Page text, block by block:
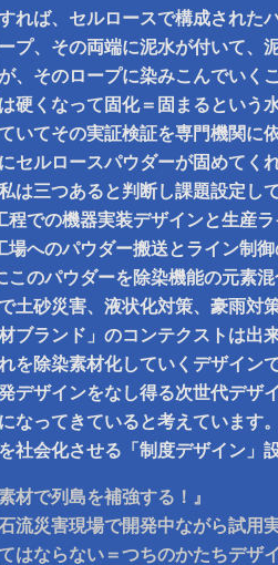
れば、セルロースで構成された
プ、その両端に泥水が付いて、
、そのロープに染みこんでいく
硬くなって固化＝固まるという
いてその実証検証を専門機関に
セルロースパウダーが固めてく
は三つあると判断し課題設定し
での機器実装デザインと生産ラ
へのパウダー搬送とライン制御
のパウダーを除染機能の元素混
土砂災害、液状化対策、豪雨対
ブランド」のコンテクストは出
を除染素材化していくデザイン
デザインをなし得る次世代デザ
なってきていると考えています
社会化させる「制度デザイン」
材で列島を補強する！』
石流災害現場で開発中ながら試用
てはならない＝つちのかたちデザ